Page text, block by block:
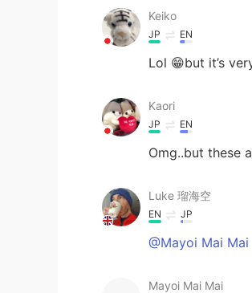
Keiko
JP EN
Lol 😁but it’s
Kaori
JP EN
Omg..but these
Luke 瑠海空
EN JP
@Mayoi Mai Mai
Mayoi Mai Mai